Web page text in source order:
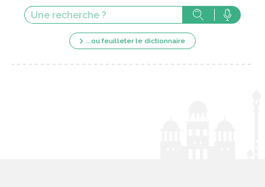
...ou feuilleter le dictionnaire